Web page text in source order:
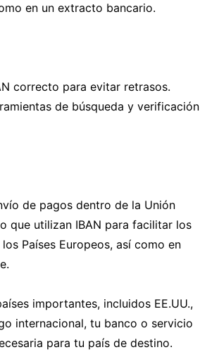
en un extracto bancario.
correcto para evitar retrasos.
de búsqueda y verificación
de pagos dentro de la Unión
que utilizan IBAN para facilitar los
Países Europeos, así como en
importantes, incluidos EE.UU.,
internacional, tu banco o servicio
para tu país de destino.